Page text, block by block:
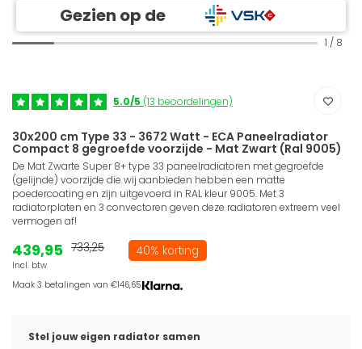
Gezien op de
1 / 8
5.0/5 (13 beoordelingen)
30x200 cm Type 33 - 3672 Watt - ECA Paneelradiator
Compact 8 gegroefde voorzijde - Mat Zwart (Ral 9005)
De Mat Zwarte Super 8+ type 33 paneelradiatoren met gegroefde
(gelijnde) voorzijde die wij aanbieden hebben een matte
poedercoating en zijn uitgevoerd in RAL kleur 9005. Met 3
radiatorplaten en 3 convectoren geven deze radiatoren extreem veel
vermogen af!
439,95
Incl. btw
733,25 40% korting
Maak 3 betalingen van €146,65.
Stel jouw eigen radiator samen